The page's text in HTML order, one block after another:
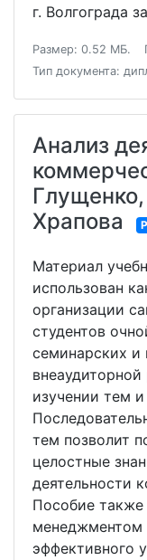
г. Волгограда
Размер: 0.52 МБ.
Тип документа:
Анализ
Храпова
Материал
использован
организации
студентов
семинарских и
изучении тем
тем позволит
целостные
деятельности
Пособие
менеджментом
эффективного